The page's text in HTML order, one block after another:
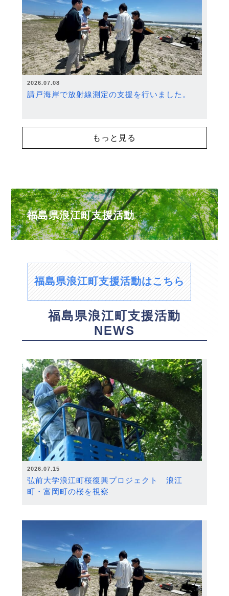
2026.07.08
請戸海岸で放射線測定の支援を行いました。
もっと見る
福島県浪江町支援活動
福島県浪江町支援活動はこちら
福島県浪江町支援活動
NEWS
2026.07.15
弘前大学浪江町桜復興プロジェクト 浪江
町・富岡町の桜を視察